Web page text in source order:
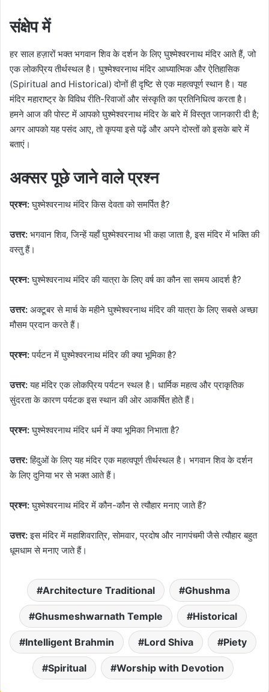
संक्षेप में
हर साल हज़ारों भक्त भगवान शिव के दर्शन के लिए घुश्मेश्वरनाथ मंदिर आते हैं, जो
एक लोकप्रिय तीर्थस्थल है। घुश्मेश्वरनाथ मंदिर आध्यात्मिक और ऐतिहासिक
(Spiritual and Historical) दोनों ही दृष्टि से एक महत्वपूर्ण स्थान है। यह
मंदिर महाराष्ट्र के विविध रीति-रिवाजों और संस्कृति का प्रतिनिधित्व करता है।
हमने आज की पोस्ट में आपको घुश्मेश्वरनाथ मंदिर के बारे में विस्तृत जानकारी दी है;
अगर आपको यह पसंद आए, तो कृपया इसे पढ़ें और अपने दोस्तों को इसके बारे में
बताएं।
अक्सर पूछे जाने वाले प्रश्न
प्रश्न:घुश्मेश्वरनाथ मंदिर किस देवता को समर्पित है?
उत्तर: भगवान शिव, जिन्हें यहाँ घुश्मेश्वरनाथ भी कहा जाता है, इस मंदिर में भक्ति की
वस्तु हैं।
प्रश्न:घुश्मेश्वरनाथ मंदिर की यात्रा के लिए वर्ष का कौन सा समय आदर्श है?
उत्तर: अक्टूबर से मार्च के महीने घुश्मेश्वरनाथ मंदिर की यात्रा के लिए सबसे अच्छा
मौसम प्रदान करते हैं।
प्रश्न:पर्यटन में घुश्मेश्वरनाथ मंदिर की क्या भूमिका है?
उत्तर:यह मंदिर एक लोकप्रिय पर्यटन स्थल है। धार्मिक महत्व और प्राकृतिक
सुंदरता के कारण पर्यटक इस स्थान की ओर आकर्षित होते हैं।
प्रश्न:घुश्मेश्वरनाथ मंदिर धर्म में क्या भूमिका निभाता है?
उत्तर:हिंदुओं के लिए यह मंदिर एक महत्वपूर्ण तीर्थस्थल है। भगवान शिव के दर्शन
के लिए दुनिया भर से भक्त आते हैं।
प्रश्न:घुश्मेश्वरनाथ मंदिर में कौन-कौन से त्यौहार मनाए जाते हैं?
उत्तर:इस मंदिर में महाशिवरात्रि, सोमवार, प्रदोष और नागपंचमी जैसे त्यौहार बहुत
धूमधाम से मनाए जाते हैं।
Architecture Traditional Ghushma
Ghusmeshwarnath Temple Historical
Intelligent Brahmin Lord Shiva Piety
Spiritual Worship with Devotion